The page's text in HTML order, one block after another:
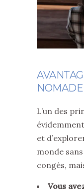
L’un des
et
monde
congés,
Vous